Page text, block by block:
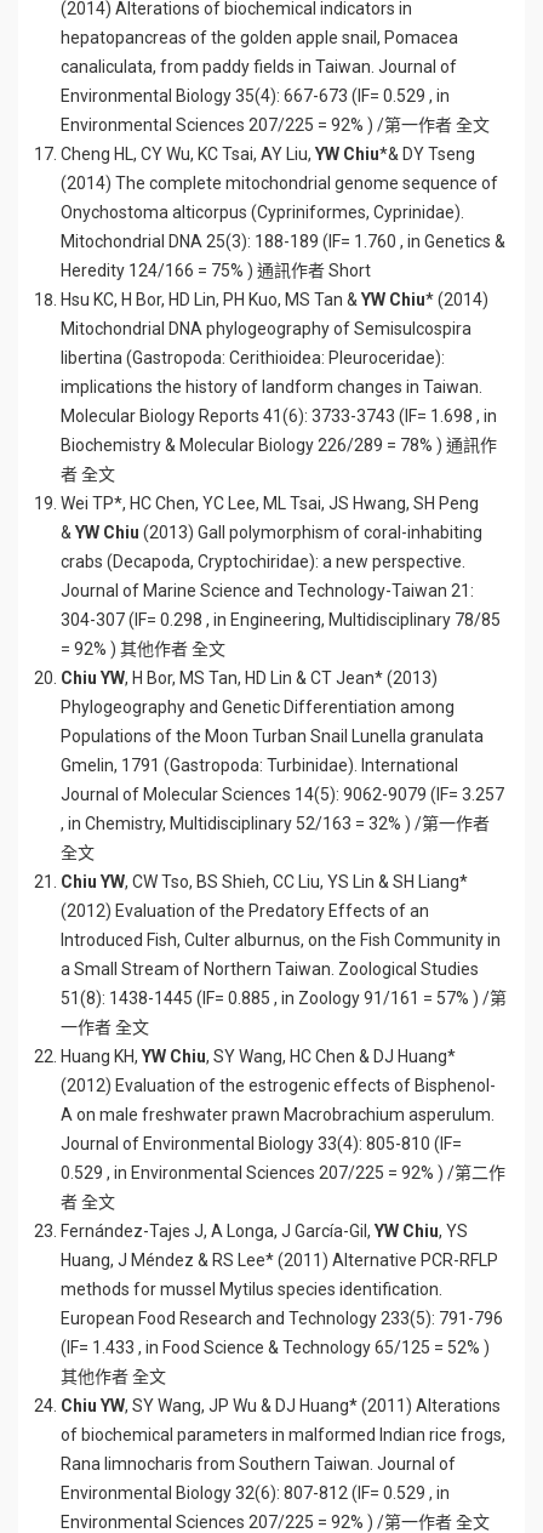
(2014) Alterations of biochemical indicators in
hepatopancreas of the golden apple snail, Pomacea
canaliculata, from paddy fields in Taiwan. Journal of
Environmental Biology 35(4): 667-673 (IF= 0.529 , in
Environmental Sciences 207/225 = 92% ) /第一作者 全文
Cheng HL, CY Wu, KC Tsai, AY Liu, YW Chiu*& DY Tseng
(2014) The complete mitochondrial genome sequence of
Onychostoma alticorpus (Cypriniformes, Cyprinidae).
Mitochondrial DNA 25(3): 188-189 (IF= 1.760 , in Genetics &
Heredity 124/166 = 75% ) 通訊作者 Short
Hsu KC, H Bor, HD Lin, PH Kuo, MS Tan & YW Chiu* (2014)
Mitochondrial DNA phylogeography of Semisulcospira
libertina (Gastropoda: Cerithioidea: Pleuroceridae):
implications the history of landform changes in Taiwan.
Molecular Biology Reports 41(6): 3733-3743 (IF= 1.698 , in
Biochemistry & Molecular Biology 226/289 = 78% ) 通訊作
者 全文
Wei TP*, HC Chen, YC Lee, ML Tsai, JS Hwang, SH Peng
& YW Chiu (2013) Gall polymorphism of coral-inhabiting
crabs (Decapoda, Cryptochiridae): a new perspective.
Journal of Marine Science and Technology-Taiwan 21:
304-307 (IF= 0.298 , in Engineering, Multidisciplinary 78/85
= 92% ) 其他作者 全文
Chiu YW, H Bor, MS Tan, HD Lin & CT Jean* (2013)
Phylogeography and Genetic Differentiation among
Populations of the Moon Turban Snail Lunella granulata
Gmelin, 1791 (Gastropoda: Turbinidae). International
Journal of Molecular Sciences 14(5): 9062-9079 (IF= 3.257
, in Chemistry, Multidisciplinary 52/163 = 32% ) /第一作者
全文
Chiu YW, CW Tso, BS Shieh, CC Liu, YS Lin & SH Liang*
(2012) Evaluation of the Predatory Effects of an
Introduced Fish, Culter alburnus, on the Fish Community in
a Small Stream of Northern Taiwan. Zoological Studies
51(8): 1438-1445 (IF= 0.885 , in Zoology 91/161 = 57% ) /第
一作者 全文
Huang KH, YW Chiu, SY Wang, HC Chen & DJ Huang*
(2012) Evaluation of the estrogenic effects of Bisphenol-
A on male freshwater prawn Macrobrachium asperulum.
Journal of Environmental Biology 33(4): 805-810 (IF=
0.529 , in Environmental Sciences 207/225 = 92% ) /第二作
者 全文
Fernández-Tajes J, A Longa, J García-Gil, YW Chiu, YS
Huang, J Méndez & RS Lee* (2011) Alternative PCR-RFLP
methods for mussel Mytilus species identification.
European Food Research and Technology 233(5): 791-796
(IF= 1.433 , in Food Science & Technology 65/125 = 52% )
其他作者 全文
Chiu YW, SY Wang, JP Wu & DJ Huang* (2011) Alterations
of biochemical parameters in malformed Indian rice frogs,
Rana limnocharis from Southern Taiwan. Journal of
Environmental Biology 32(6): 807-812 (IF= 0.529 , in
Environmental Sciences 207/225 = 92% ) /第一作者 全文